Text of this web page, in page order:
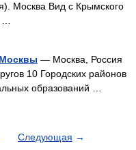
Москва Вид с Крымского
— Москва, Россия
10 Городских районов
образований …
Следующая →